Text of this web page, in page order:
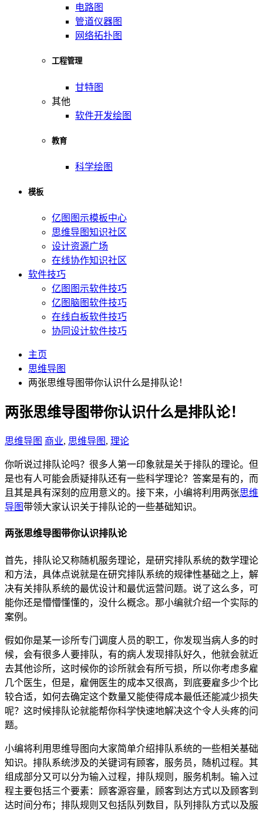
电路图
管道仪器图
网络拓扑图
工程管理
甘特图
其他
软件开发绘图
教育
科学绘图
模板
亿图图示模板中心
思维导图知识社区
设计资源广场
在线协作知识社区
软件技巧
亿图图示软件技巧
亿图脑图软件技巧
在线白板软件技巧
协同设计软件技巧
主页
思维导图
两张思维导图带你认识什么是排队论！
两张思维导图带你认识什么是排队论！
思维导图 商业, 思维导图 , 理论
你听说过排队论吗？很多人第一印象就是关于排队的理论。但
是也有人可能会质疑排队还有一些科学理论？答案是有的，而
且其是具有深刻的应用意义的。接下来，小编将利用两张思维
导图带领大家认识关于排队论的一些基础知识。
两张思维导图带你认识排队论
首先，排队论又称随机服务理论，是研究排队系统的数学理论
和方法，具体点说就是在研究排队系统的规律性基础之上，解
决有关排队系统的最优设计和最优运营问题。说了这么多，可
能你还是懵懵懂懂的，没什么概念。那小编就介绍一个实际的
案例。
假如你是某一诊所专门调度人员的职工，你发现当病人多的时
候，会有很多人要排队，有的病人发现排队好久，他就会就近
去其他诊所，这时候你的诊所就会有所亏损，所以你考虑多雇
几个医生，但是，雇佣医生的成本又很高，到底要雇多少个比
较合适，如何去确定这个数量又能使得成本最低还能减少损失
呢？这时候排队论就能帮你科学快速地解决这个令人头疼的问
题。
小编将利用思维导图向大家简单介绍排队系统的一些相关基础
知识。排队系统涉及的关键词有顾客，服务员，随机过程。其
组成部分又可以分为输入过程，排队规则，服务机制。输入过
程主要包括三个要素：顾客源容量，顾客到达方式以及顾客到
达时间分布；排队规则又包括队列数目，队列排队方式以及服